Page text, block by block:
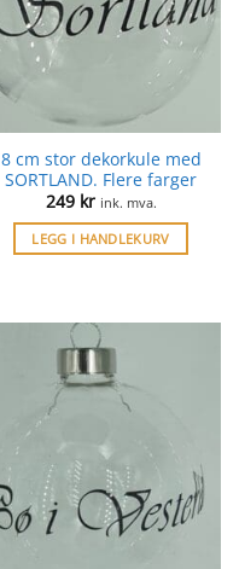
8 cm stor dekorkule med
SORTLAND. Flere farger
249 kr ink. mva.
LEGG I HANDLEKURV